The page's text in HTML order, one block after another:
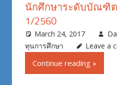
นักศึกษาระดับบัณฑิ
1/2560
March 24, 2017
ทุนการศึกษา
Leave a
Continue reading